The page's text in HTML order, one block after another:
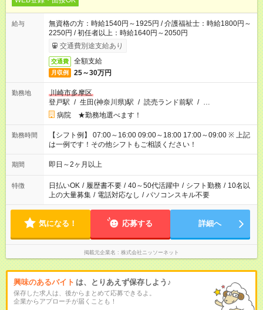
給与
無資格の方：時給1540円～1925円 / 介護福祉士：時給1800円～
2250円 / 初任者以上：時給1640円～2050円
交通費別途支給あり
交通費 全額支給
月収例 25～30万円
勤務地
川崎市多摩区
登戸駅 / 生田(神奈川県)駅 / 読売ランド前駅 / …
病院 ★勤務地選べます！
勤務時間
【シフト例】 07:00～16:00 09:00～18:00 17:00～09:00 ※ 上記
は一例です！その他シフトもご相談ください！
期間 即日～2ヶ月以上
特徴 日払いOK / 履歴書不要 / 40～50代活躍中 / シフト勤務 / 10名以
上の大量募集 / 電話対応なし / パソコンスキル不要
気になる！ 応募する 詳細へ
掲載元企業名 株式会社ニッソーネット
興味のあるバイト は、とりあえず保存しよう♪
保存した求人は、後からまとめて応募できるよ。
企業からアプローチが届くことも！